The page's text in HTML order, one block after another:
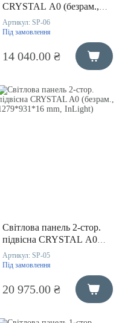
CRYSTAL A0 (безрам.,
1279*931*10mm, InLight)
Артикул: SP-06
Під замовлення
14 040.00 ₴
Світлова панель 2-стор.
підвісна CRYSTAL A0
(безрам., 1279*931*16 mm,
InLight)
Артикул: SP-05
Під замовлення
20 975.00 ₴